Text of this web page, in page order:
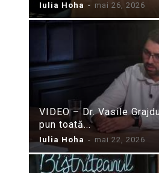
Iulia Hoha - mai 26, 2026
VIDEO – Dr. Vasile
pun toată...
Iulia Hoha - mai 22, 2026